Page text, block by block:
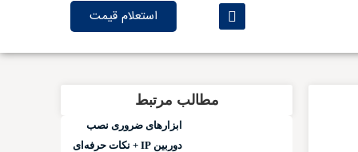
استعلام قیمت
مطالب مرتبط
ابزارهای ضروری نصب
دوربین IP + نکات حرفه‌ای